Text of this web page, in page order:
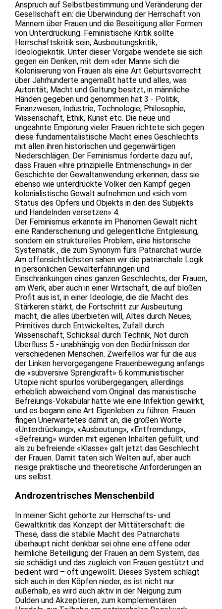
Anspruch auf Selbstbestimmung und Veränderung der
Gesellschaft ein: die Überwindung der Herrschaft von
Männern über Frauen und die Beseitigung aller Formen
von Unterdrückung. Feministische Kritik sollte
Herrschaftskritik sein, Ausbeutungskritik,
Ideologiekritik. Unter dieser Vorgabe wendete sie sich
gegen ein Denken, mit dem «der Mann» sich die
Kolonisierung von Frauen als eine Art Geburtsvorrecht
über Jahrhunderte angemaßt hatte und alles, was
Autorität, Macht und Geltung besitzt, in männliche
Händen gegeben und genommen hat 3 - Politik,
Finanzwesen, Industrie, Technologie, Philosophie,
Wissenschaft, Ethik, Kunst etc. Die neue und
ungeahnte Empörung vieler Frauen richtete sich gegen
diese fundamentalistische Macht eines Geschlechts
mit allen ihren historischen und gegenwärtigen
Niederschlägen. Der Feminismus forderte dazu auf,
dass Frauen «ihre prinzipielle Entmenschung» in der
Geschichte der Gewaltanwendung erkennen, dass sie
ebenso wie unterdrückte Völker den Kampf gegen
kolonialistische Gewalt aufnehmen und «sich vom
Status des Opfers und Objekts in den des Subjekts
und Handelnden versetzen» 4.
Der Feminismus erkannte im Phänomen Gewalt nicht
eine Randerscheinung und gelegentliche Entgleisung,
sondern ein strukturelles Problem, eine historische
Systematik , die zum Synonym fürs Patriarchat wurde.
Am offensichtlichsten sahen wir die patriarchale Logik
in persönlichen Gewalterfahrungen und
Einschränkungen eines ganzen Geschlechts, der Frauen,
am Werk, aber auch in einer Wirtschaft, die auf bloßen
Profit aus ist, in einer Ideologie, die die Macht des
Stärkeren stärkt, die Fortschritt zur Ausbeutung
macht, die alles überbieten will, Altes durch Neues,
Primitives durch Entwickeltes, Zufall durch
Wissenschaft, Schicksal durch Technik, Not durch
Überfluss 5 - unabhängig von den Bedürfnissen der
verschiedenen Menschen. Zweifellos war für die aus
der Linken hervorgegangene Frauenbewegung anfangs
die «subversive Sprengkraft» 6 kommunistischer
Utopie nicht spurlos vorübergegangen, allerdings
erheblich abweichend vom Original: das marxistische
Befreiungs-Vokabular hatte wie eine Infektion gewirkt,
und es begann eine Art Eigenleben zu führen. Frauen
fingen Unerwartetes damit an, die großen Worte
«Unterdrückung», «Ausbeutung», «Entfremdung»,
«Befreiung» wurden mit eigenen Inhalten gefüllt, und
als zu befreiende «Klasse» galt jetzt das Geschlecht
der Frauen. Damit taten sich Welten auf, aber auch
riesige praktische und theoretische Anforderungen an
uns selbst.
Androzentrisches Menschenbild
In meiner Sicht gehörte zur Herrschafts- und
Gewaltkritik das Konzept der Mittäterschaft: die
These, dass die stabile Macht des Patriarchats
überhaupt nicht denkbar sei ohne eine offene oder
heimliche Beteiligung der Frauen an dem System, das
sie schädigt und das zugleich von Frauen gestützt und
bedient wird – oft ungewollt. Dieses System schlägt
sich auch in den Köpfen nieder, es ist nicht nur
außerhalb, es wird auch aktiv in der Neigung zum
Dulden und Akzeptieren, zum komplementären